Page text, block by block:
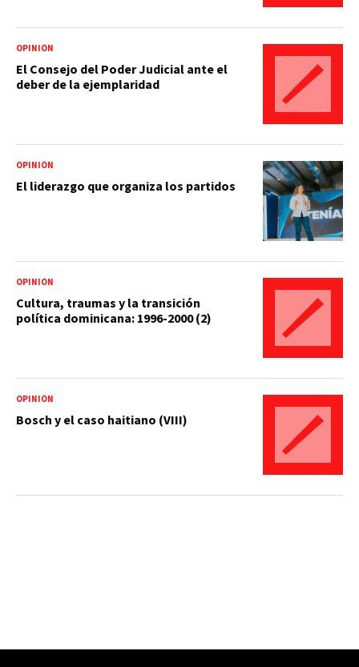
OPINIÓN
El Consejo del Poder Judicial ante el
deber de la ejemplaridad
OPINIÓN
El liderazgo que organiza los partidos
OPINIÓN
Cultura, traumas y la transición
política dominicana: 1996-2000 (2)
OPINIÓN
Bosch y el caso haitiano (VIII)